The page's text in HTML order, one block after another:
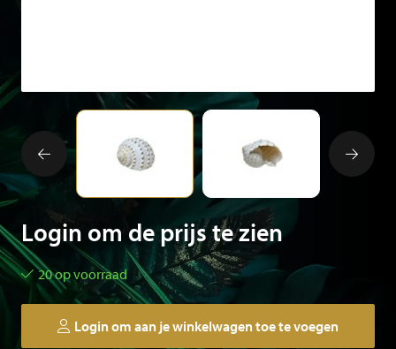
Login om de prijs te zien
20 op voorraad
Login om aan je winkelwagen toe te voegen